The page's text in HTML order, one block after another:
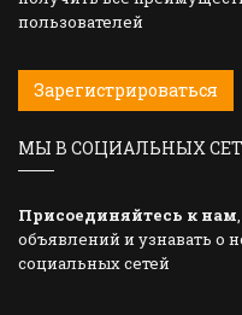
пользователей
Зарегистрироваться
МЫ В СОЦИАЛЬНЫХ
Присоединяйтесь к нам
объявлений и узнавать о
социальных сетей